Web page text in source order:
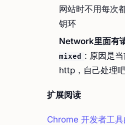
网站时不用每次
钥环
Network里面有
mixed : 原因是
http，自己处理
扩展阅读
Chrome 开发者工